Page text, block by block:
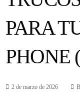
PARA
PHONE
2 de marzo de 2026